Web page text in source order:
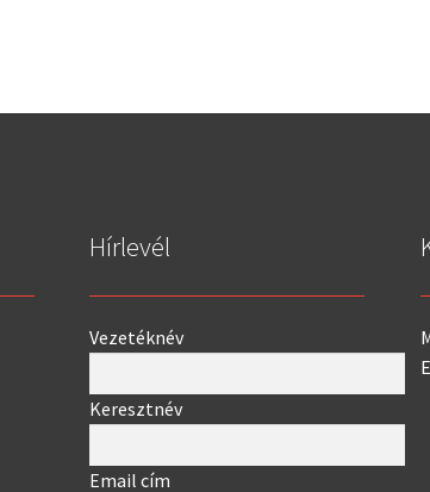
Hírlevél
Vezetéknév
Keresztnév
Email cím